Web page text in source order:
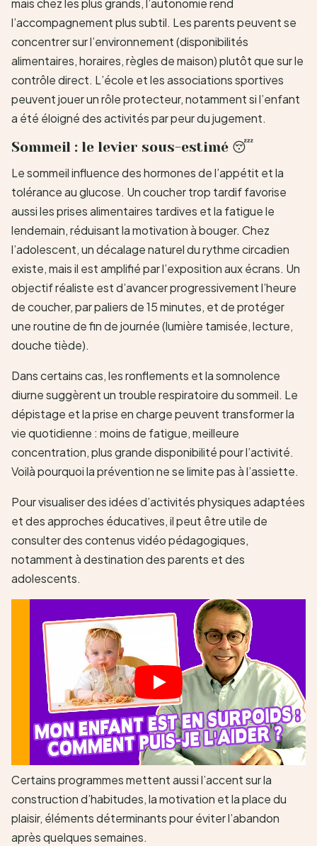
mais chez les plus grands, l’autonomie rend
l’accompagnement plus subtil. Les parents peuvent se
concentrer sur l’environnement (disponibilités
alimentaires, horaires, règles de maison) plutôt que sur le
contrôle direct. L’école et les associations sportives
peuvent jouer un rôle protecteur, notamment si l’enfant
a été éloigné des activités par peur du jugement.
Sommeil : le levier sous-estimé 😴
Le sommeil influence des hormones de l’appétit et la
tolérance au glucose. Un coucher trop tardif favorise
aussi les prises alimentaires tardives et la fatigue le
lendemain, réduisant la motivation à bouger. Chez
l’adolescent, un décalage naturel du rythme circadien
existe, mais il est amplifié par l’exposition aux écrans. Un
objectif réaliste est d’avancer progressivement l’heure
de coucher, par paliers de 15 minutes, et de protéger
une routine de fin de journée (lumière tamisée, lecture,
douche tiède).
Dans certains cas, les ronflements et la somnolence
diurne suggèrent un trouble respiratoire du sommeil. Le
dépistage et la prise en charge peuvent transformer la
vie quotidienne : moins de fatigue, meilleure
concentration, plus grande disponibilité pour l’activité.
Voilà pourquoi la prévention ne se limite pas à l’assiette.
Pour visualiser des idées d’activités physiques adaptées
et des approches éducatives, il peut être utile de
consulter des contenus vidéo pédagogiques,
notamment à destination des parents et des
adolescents.
Certains programmes mettent aussi l’accent sur la
construction d’habitudes, la motivation et la place du
plaisir, éléments déterminants pour éviter l’abandon
après quelques semaines.